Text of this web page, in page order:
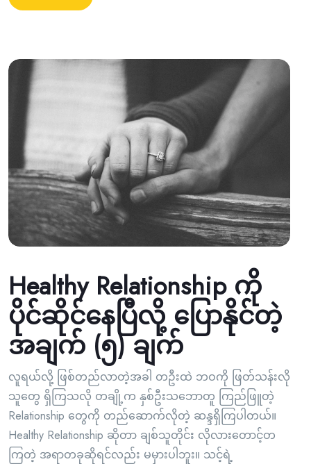
Healthy Relationship ကို
ပိုင်ဆိုင်နေပြီလို့ ပြောနိုင်တဲ့
အချက် (၅) ချက်
လူရယ်လို့ ဖြစ်တည်လာတဲ့အခါ တဦးထဲ ဘဝကို ဖြတ်သန်းလို
သူတွေ ရှိကြသလို တချို့က နှစ်ဦးသဘောတူ ကြည်ဖြူတဲ့
Relationship တွေကို တည်ဆောက်လိုတဲ့ ဆန္ဒရှိကြပါတယ်။
Healthy Relationship ဆိုတာ ချစ်သူတိုင်း လိုလားတောင့်တ
ကြတဲ့ အရာတခုဆိုရင်လည်း မမှားပါဘူး။ သင့်ရဲ့